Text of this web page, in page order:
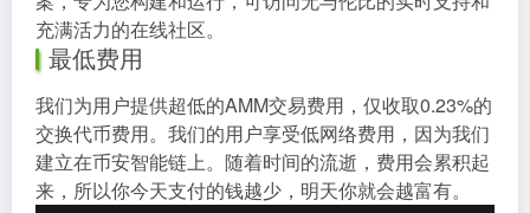
充满活力的在线社区。
最低费用
我们为用户提供超低的AMM交易费用，仅收取0.23%的
交换代币费用。我们的用户享受低网络费用，因为我们
建立在币安智能链上。随着时间的流逝，费用会累积起
来，所以你今天支付的钱越少，明天你就会越富有。